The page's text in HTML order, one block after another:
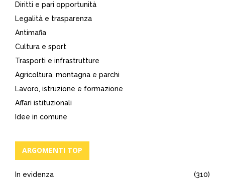
Diritti e pari opportunità
Legalità e trasparenza
Antimafia
Cultura e sport
Trasporti e infrastrutture
Agricoltura, montagna e parchi
Lavoro, istruzione e formazione
Affari istituzionali
Idee in comune
ARGOMENTI TOP
In evidenza
(310)